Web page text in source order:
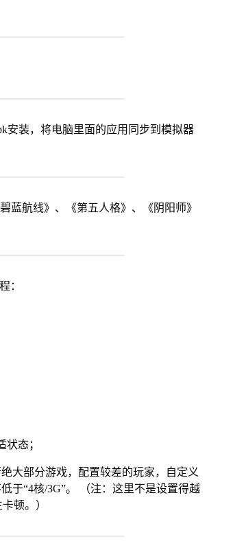
安装，将电脑里面的应用同步到模拟器
蓝航线》、《第五人格》、《阴阳师》
：
态；
大部分游戏，配置较差的玩家，自定义
于“4核/3G”。 （注：这里不是设置得越
顿。）